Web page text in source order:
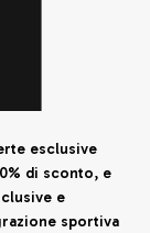
esclusive
di sconto, e
e
sportiva